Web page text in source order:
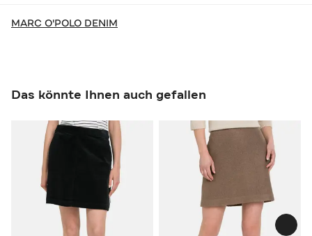
MARC O'POLO DENIM
Das könnte Ihnen auch gefallen